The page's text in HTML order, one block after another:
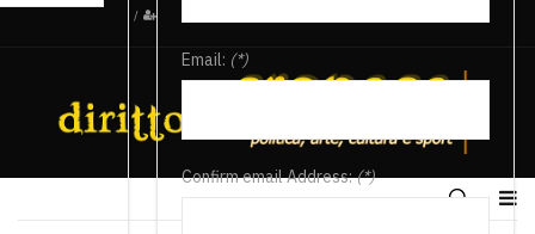
/
Email: (*)
Confirm email Address:(*)